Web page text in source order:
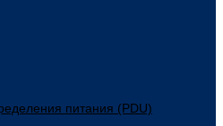
питания (PDU)